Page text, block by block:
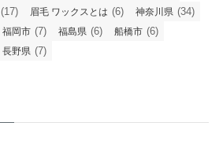
(17) 眉毛 ワックスとは (6) 神奈川県 (34)
福岡市 (7) 福島県 (6) 船橋市 (6)
長野県 (7)